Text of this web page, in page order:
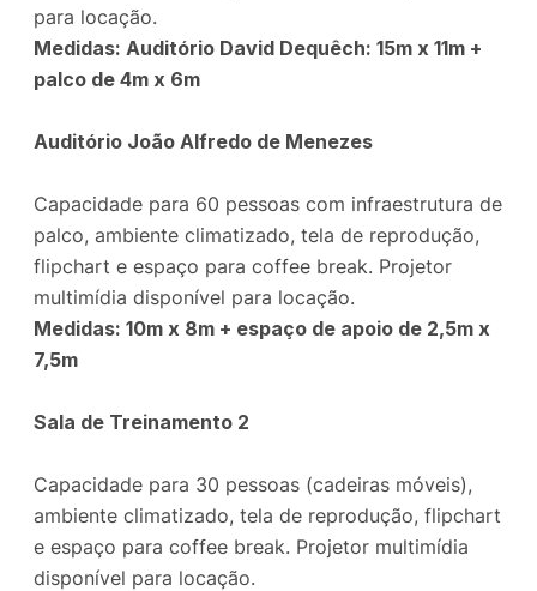
para locação.
Medidas: Auditório David Dequêch: 15m x 11m +
palco de 4m x 6m
Auditório João Alfredo de Menezes
Capacidade para 60 pessoas com infraestrutura de
palco, ambiente climatizado, tela de reprodução,
flipchart e espaço para coffee break. Projetor
multimídia disponível para locação.
Medidas: 10m x 8m + espaço de apoio de 2,5m x
7,5m
Sala de Treinamento 2
Capacidade para 30 pessoas (cadeiras móveis),
ambiente climatizado, tela de reprodução, flipchart
e espaço para coffee break. Projetor multimídia
disponível para locação.